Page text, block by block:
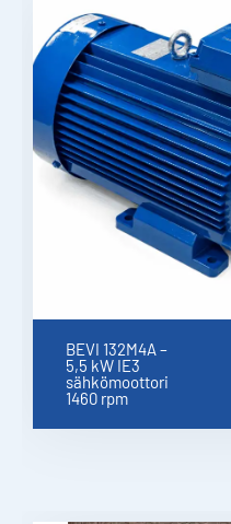
BEVI 132M4A –
5,5 kW IE3
sähkömoottori
1460 rpm